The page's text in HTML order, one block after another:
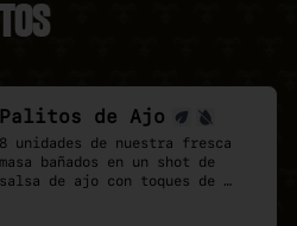
Palitos de Ajo
8 unidades de nuestra fresca
masa bañados en un shot de
salsa de ajo con toques de